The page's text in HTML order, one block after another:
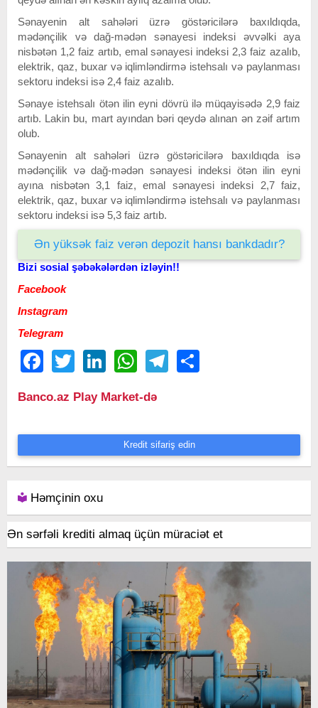
Sənayenin alt sahələri üzrə göstəricilərə baxıldıqda,
mədənçilik və dağ-mədən sənayesi indeksi əvvəlki aya
nisbətən 1,2 faiz artıb, emal sənayesi indeksi 2,3 faiz azalıb,
elektrik, qaz, buxar və iqlimləndirmə istehsalı və paylanması
sektoru indeksi isə 2,4 faiz azalıb.
Sənaye istehsalı ötən ilin eyni dövrü ilə müqayisədə 2,9 faiz
artıb. Lakin bu, mart ayından bəri qeydə alınan ən zəif artım
olub.
Sənayenin alt sahələri üzrə göstəricilərə baxıldıqda isə
mədənçilik və dağ-mədən sənayesi indeksi ötən ilin eyni
ayına nisbətən 3,1 faiz, emal sənayesi indeksi 2,7 faiz,
elektrik, qaz, buxar və iqlimləndirmə istehsalı və paylanması
sektoru indeksi isə 5,3 faiz artıb.
Ən yüksək faiz verən depozit hansı bankdadır?
Bizi sosial şəbəkələrdən izləyin!!
Facebook
Instagram
Telegram
FacebookTwitter LinkedIn WhatsAppTelegram
Banco.az Play Market-də
Kredit sifariş edin
Həmçinin oxu
Ən sərfəli krediti almaq üçün müraciət et